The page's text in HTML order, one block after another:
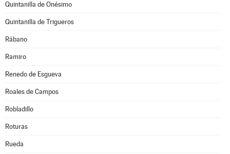
Quintanilla de Onésimo
Quintanilla de Trigueros
Rábano
Ramiro
Renedo de Esgueva
Roales de Campos
Robladillo
Roturas
Rueda